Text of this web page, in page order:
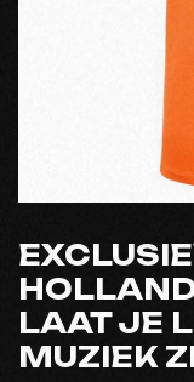
LAAT JE
MUZIEK